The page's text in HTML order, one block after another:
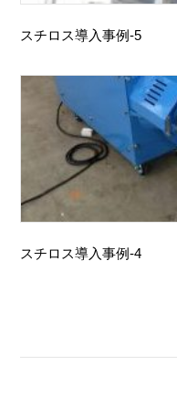
スチロス導入事例-5
スチロス導入事例-4